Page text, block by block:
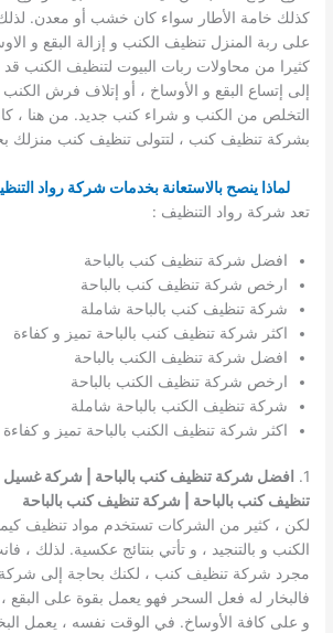
كذلك خامة الأطار سواء كان خشب أو معدن.
على ربة المنزل تنظيف الكنب و إزالة البقع و
كثيرا من محاولات ربات البيوت لتنظيف الكنب
إلى إتساع البقع و الأوساخ ، أو إتلاف فرش
التخلص من الكنب و شراء كنب جديد. من هنا ،
بشركة تنظيف كنب ، لتتولى تنظيف كنب منزلك
لماذا ينصح بالاستعانة بخدمات شركة رواد
تعد شركة رواد التنظيف :
افضل شركة تنظيف كنب بالباحة
ارخص شركة تنظيف كنب بالباحة
شركة تنظيف كنب بالباحة شاملة
اكثر شركة تنظيف كنب بالباحة تميز و كفاءة
افضل شركة تنظيف الكنب بالباحة
ارخص شركة تنظيف الكنب بالباحة
شركة تنظيف الكنب بالباحة شاملة
اكثر شركة تنظيف الكنب بالباحة تميز و كفاءة
1.
افضل شركة تنظيف كنب بالباحة | شركة غسيل
تنظيف كنب بالباحة | شركة تنظيف كنب بالباحة
لكن ، كثير من الشركات تستخدم مواد تنظيف
الكنب و بالتنجيد ، و تأتي بنتائج عكسية. لذلك ،
مجرد شركة تنظيف كنب ، لكنك بحاجة إلى شركة
فالبخار له فعل السحر فهو يعمل بقوة على البقع
و على كافة الأوساخ. في الوقت نفسه ، يعمل